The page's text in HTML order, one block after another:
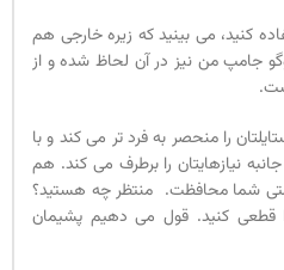
سایت استفاده کنید، می بینید که زیره خارجی هم
جامپ من نیز در آن لحاظ شده و از
را منحصر به فرد تر می کند و با
نیازهایتان را برطرف می کند. هم
شما محافظت. منتظر چه هستید؟
قطعی کنید. قول می دهیم پشیمان